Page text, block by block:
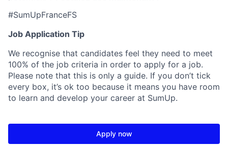
#SumUpFranceFS
Job Application Tip
We recognise that candidates feel they need to meet
100% of the job criteria in order to apply for a job.
Please note that this is only a guide. If you don’t tick
every box, it’s ok too because it means you have room
to learn and develop your career at SumUp.
Apply now